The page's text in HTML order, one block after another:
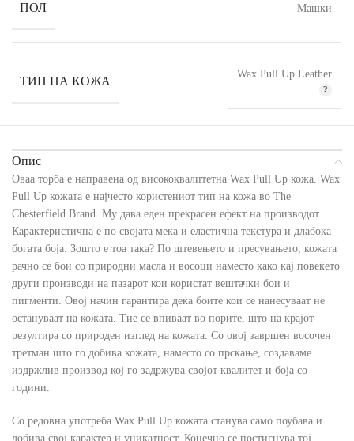
ПОЛ Машки
ТИП НА КОЖА Wax Pull Up Leather
Опис
Оваа торба е направена од висококвалитетна Wax Pull Up кожа. Wax
Pull Up кожата е најчесто користениот тип на кожа во The
Chesterfield Brand. Му дава еден прекрасен ефект на производот.
Карактеристична е по својата мека и еластична текстура и длабока
богата боја. Зошто е тоа така? По штевењето и пресувањето, кожата
рачно се бои со природни масла и восоци наместо како кај повеќето
други производи на пазарот кои користат вештачки бои и
пигменти. Овој начин гарантира дека боите кои се нанесуваат не
остануваат на кожата. Тие се впиваат во порите, што на крајот
резултира со природен изглед на кожата. Со овој завршен восочен
третман што го добива кожата, наместо со прскање, создаваме
издржлив производ кој го задржува својот квалитет и боја со
години.
Со редовна употреба Wax Pull Up кожата станува само поубава и
добива свој карактер и уникатност. Конечно се постигнува тој